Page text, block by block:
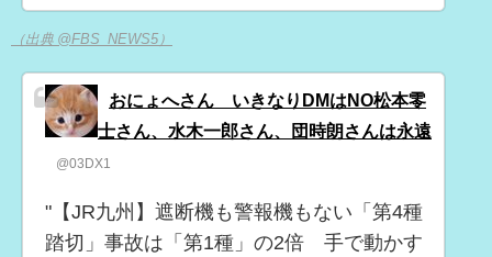
（出典 @FBS_NEWS5）
おにょへさん いきなりDMはNO松本零
士さん、水木一郎さん、団時朗さんは永遠
@03DX1
"【JR九州】遮断機も警報機もない「第4種
踏切」事故は「第1種」の2倍 手で動かす